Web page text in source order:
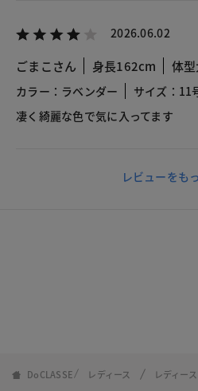
2026.06.02
ごまこさん 身長162cm 体
カラー：ラベンダー
サイズ：11
凄く綺麗な色で気に入ってます
レビューをも
DoCLASSE レディース レディー